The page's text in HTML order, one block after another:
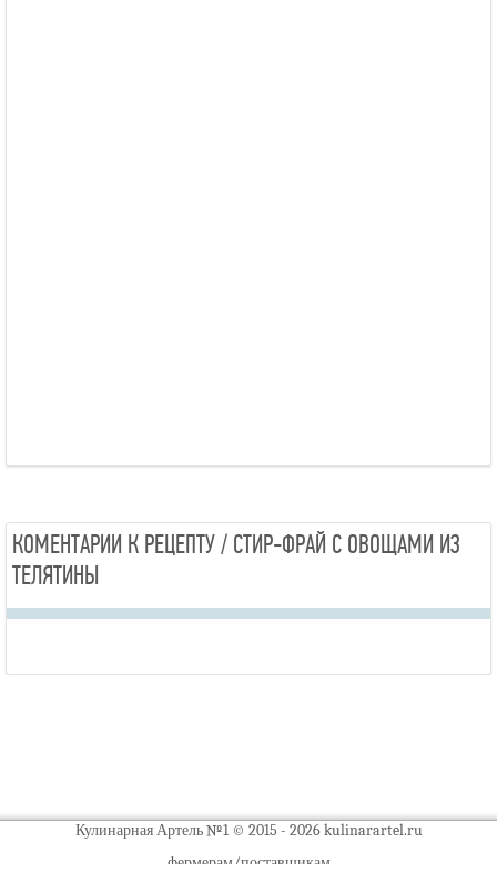
КОМЕНТАРИИ К РЕЦЕПТУ / CТИР-ФРАЙ С ОВОЩАМИ ИЗ
ТЕЛЯТИНЫ
Кулинарная Артель №1 © 2015 - 2026 kulinarartel.ru
фермерам/поставщикам